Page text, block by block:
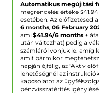
Automatikus megújítási
megrendelés értéke $41.94
esetében. Az előfizetésed
6 months, 06 February
ami $41.94/6 months +
után változhat) pedig a
számláról vonjuk le, amíg
amit bármikor
napján éjfélig, az "Aktív
lehetőségnél az
kapcsolatot az
pénzvisszatérítés